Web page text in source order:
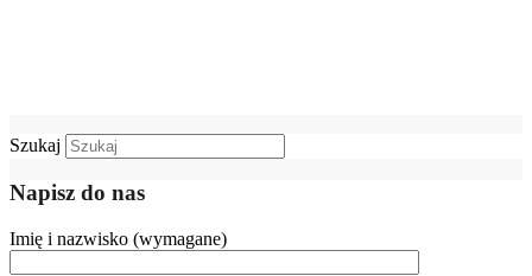
Szukaj
Napisz do nas
Imię i nazwisko (wymagane)